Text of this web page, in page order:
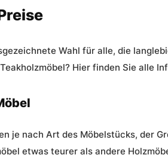
Wahl für alle, die
Hier finden Sie alle
je nach Art des Möbelstücks, der
etwas teurer als andere